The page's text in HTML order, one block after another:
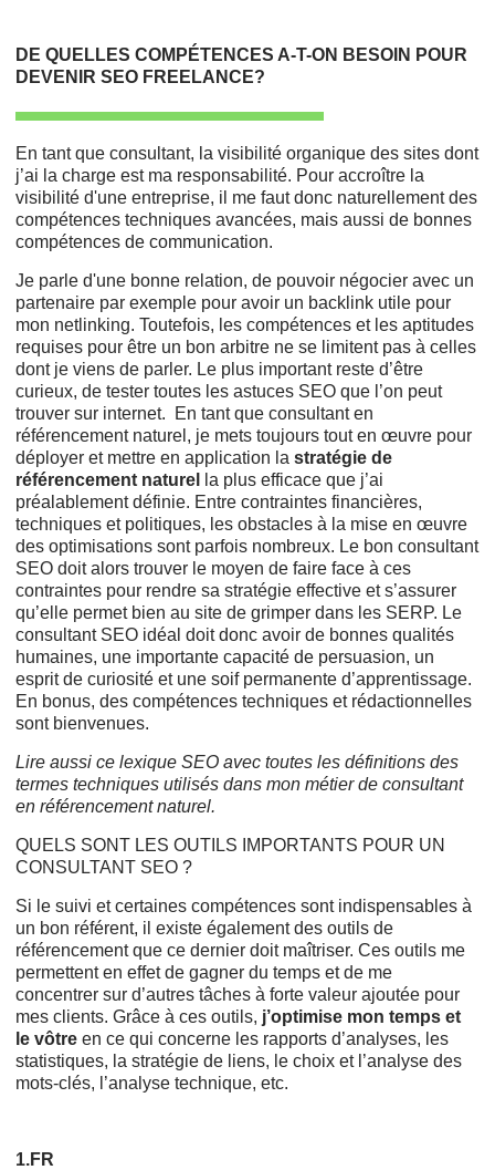
DE QUELLES COMPÉTENCES A-T-ON BESOIN POUR
DEVENIR SEO FREELANCE?
En tant que consultant, la visibilité organique des sites dont
j’ai la charge est ma responsabilité. Pour accroître la
visibilité d'une entreprise, il me faut donc naturellement des
compétences techniques avancées, mais aussi de bonnes
compétences de communication.
Je parle d'une bonne relation, de pouvoir négocier avec un
partenaire par exemple pour avoir un backlink utile pour
mon netlinking. Toutefois, les compétences et les aptitudes
requises pour être un bon arbitre ne se limitent pas à celles
dont je viens de parler. Le plus important reste d’être
curieux, de tester toutes les astuces SEO que l’on peut
trouver sur internet. En tant que consultant en
référencement naturel, je mets toujours tout en œuvre pour
déployer et mettre en application lastratégie de
référencement naturel
la plus efficace que j’ai
préalablement définie. Entre contraintes financières,
techniques et politiques, les obstacles à la mise en œuvre
des optimisations sont parfois nombreux. Le bon consultant
SEO doit alors trouver le moyen de faire face à ces
contraintes pour rendre sa stratégie effective et s’assurer
qu’elle permet bien au site de grimper dans les SERP. Le
consultant SEO idéal doit donc avoir de bonnes qualités
humaines, une importante capacité de persuasion, un
esprit de curiosité et une soif permanente d’apprentissage.
En bonus, des compétences techniques et rédactionnelles
sont bienvenues.
Lire aussi celexique SEO avec toutes les définitions des
termes techniques utilisés dans mon métier de consultant
en référencement naturel.
QUELS SONT LES OUTILS IMPORTANTS POUR UN
CONSULTANT SEO ?
Si le suivi et certaines compétences sont indispensables à
un bon référent, il existe également des outils de
référencement que ce dernier doit maîtriser. Ces outils me
permettent en effet de gagner du temps et de me
concentrer sur d’autres tâches à forte valeur ajoutée pour
mes clients. Grâce à ces outils, j’optimise mon temps et
le vôtre en ce qui concerne les rapports d’analyses, les
statistiques, la stratégie de liens, le choix et l’analyse des
mots-clés, l’analyse technique, etc.
1.FR